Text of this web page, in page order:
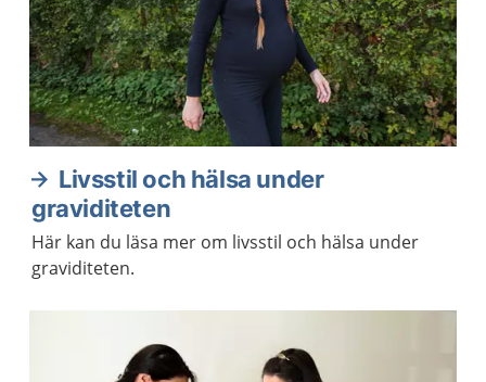
Livsstil och hälsa under
graviditeten
Här kan du läsa mer om livsstil och hälsa under
graviditeten.